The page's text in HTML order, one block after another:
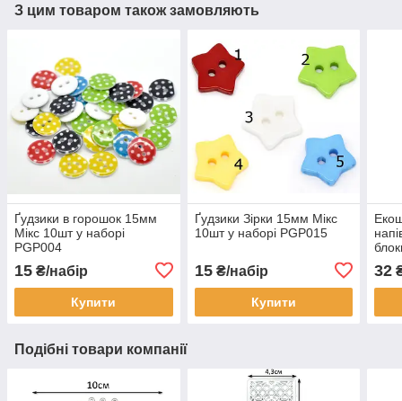
З цим товаром також замовляють
Ґудзики в горошок 15мм
Мікс 10шт у наборі
PGP004
15 ₴/набір
Купити
Ґудзики Зірки 15мм Мікс
10шт у наборі PGP015
15₴/набір
Купити
32
Подібні товари компанії